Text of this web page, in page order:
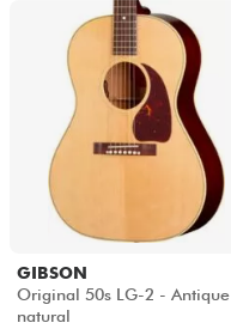
GIBSON
Original 50s LG-2 - Antique
natural